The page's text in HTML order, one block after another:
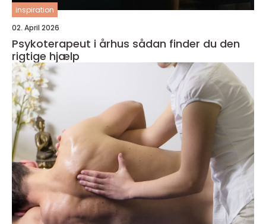
inspiration
02. April 2026
Psykoterapeut i århus sådan finder du den
rigtige hjælp